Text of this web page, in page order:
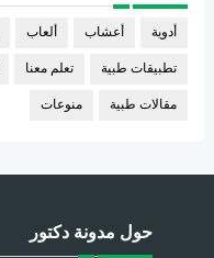
أدوية أعشاب ألعاب
تطبيقات طبية تعلم معنا
مقالات طبية منوعات
حول مدونة دكتور